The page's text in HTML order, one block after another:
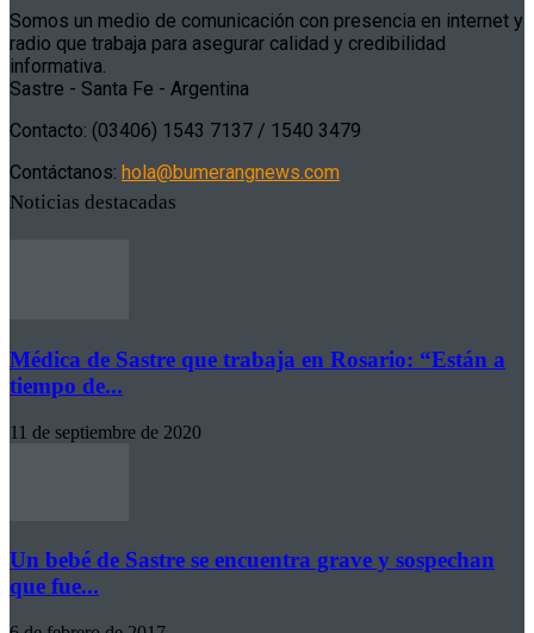
Somos un medio de comunicación con presencia en internet y
radio que trabaja para asegurar calidad y credibilidad
informativa.
Sastre - Santa Fe - Argentina
Contacto: (03406) 1543 7137 / 1540 3479
Contáctanos: hola@bumerangnews.com
Noticias destacadas
Médica de Sastre que trabaja en Rosario: “Están a
tiempo de...
11 de septiembre de 2020
Un bebé de Sastre se encuentra grave y sospechan
que fue...